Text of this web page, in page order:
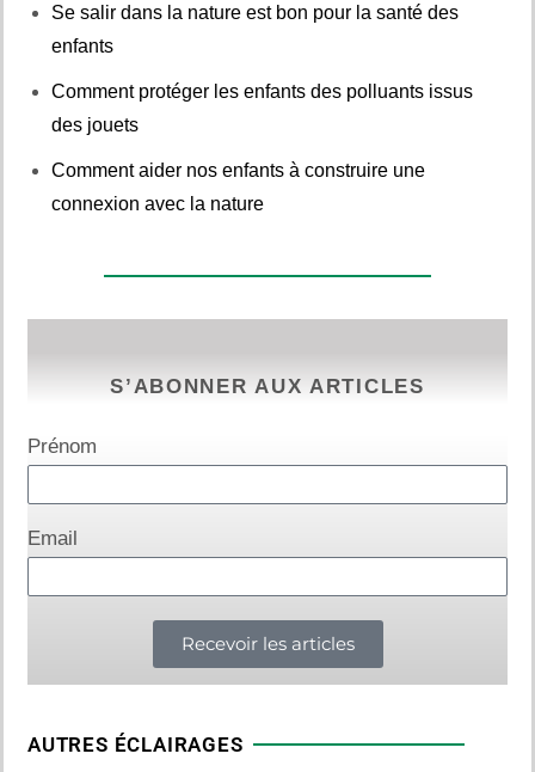
Se salir dans la nature est bon pour la santé des
enfants
Comment protéger les enfants des polluants issus
des jouets
Comment aider nos enfants à construire une
connexion avec la nature
S’ABONNER AUX ARTICLES
Prénom
Email
Recevoir les articles
AUTRES ÉCLAIRAGES